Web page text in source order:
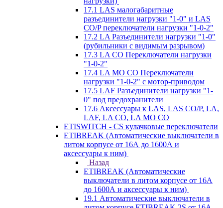
17.1 LAS малогабаритные
разъединители нагрузки "1-0" и LAS
CO/P переключатели нагрузки "1-0-2"
17.2 LA Разъединители нагрузки "1-0"
(рубильники с видимым разрывом)
17.3 LA CO Переключатели нагрузки
"1-0-2"
17.4 LA MO CO Переключатели
нагрузки "1-0-2" с мотор-приводом
17.5 LAF Разъединители нагрузки "1-
0" под предохранители
17.6 Аксессуары к LAS, LAS CO/P, LA,
LAF, LA CO, LA MO CO
ETISWITCH - CS кулачковые переключатели
ETIBREAK (Автоматические выключатели в
литом корпусе от 16А до 1600А и
аксессуары к ним)
Назад
ETIBREAK (Автоматические
выключатели в литом корпусе от 16А
до 1600А и аксессуары к ним)
19.1 Автоматические выключатели в